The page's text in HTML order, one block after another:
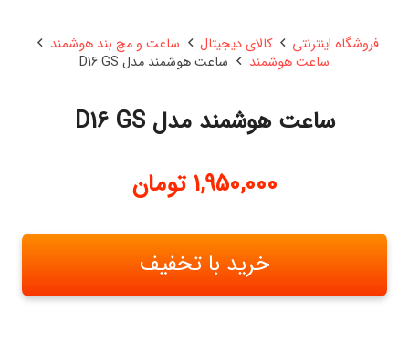
فروشگاه اینترنتی کالای دیجیتال
ساعت و مچ بند هوشمند
ساعت هوشمند
ساعت هوشمند مدل D16 GS
ساعت هوشمند مدل D16 GS
1,950,000 تومان
خرید با تخفیف